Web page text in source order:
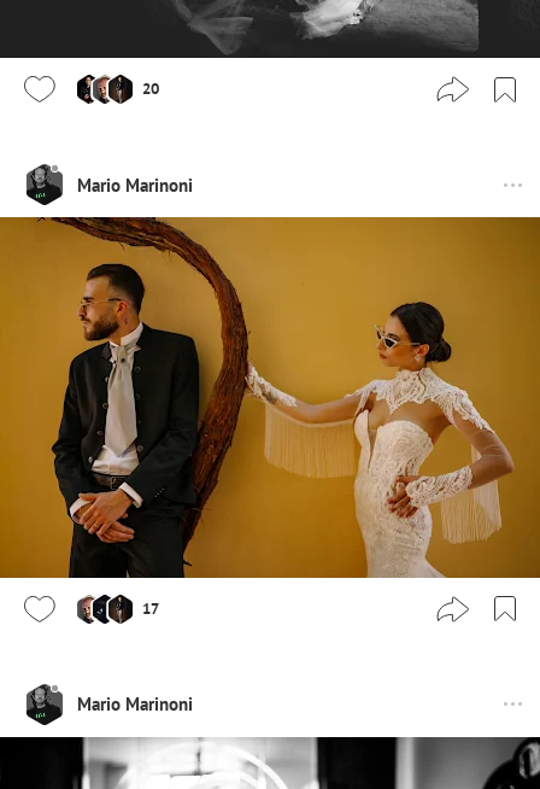
20
Mario Marinoni
17
Mario Marinoni